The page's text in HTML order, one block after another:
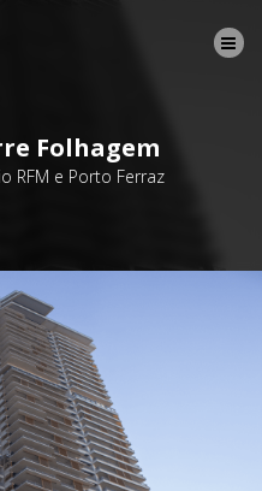
Folhagem
RFM e Porto Ferraz